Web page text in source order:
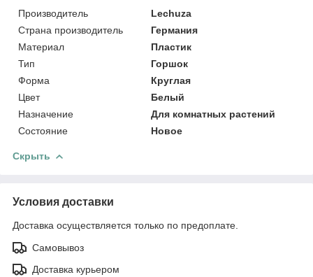
Производитель
Lechuza
Страна производитель
Германия
Материал
Пластик
Тип
Горшок
Форма
Круглая
Цвет
Белый
Назначение
Для комнатных растений
Состояние
Новое
Скрыть
Условия доставки
Доставка осуществляется только по предоплате.
Самовывоз
Доставка курьером